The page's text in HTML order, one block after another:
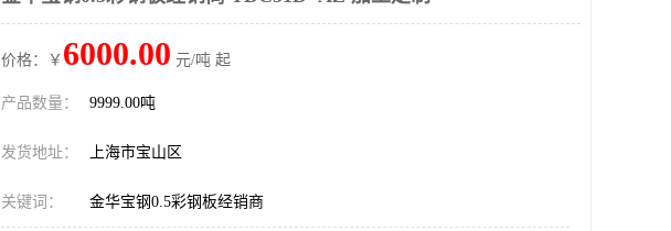
价格：￥ 6000.00 元/吨 起
产品数量： 9999.00吨
发货地址： 上海市宝山区
关键词： 金华宝钢0.5彩钢板经销商